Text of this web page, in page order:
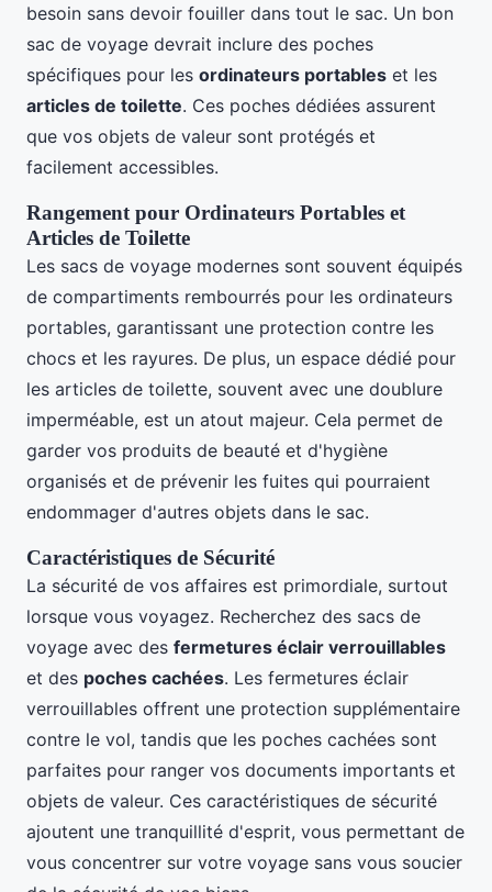
besoin sans devoir fouiller dans tout le sac. Un bon
sac de voyage devrait inclure des poches
spécifiques pour les ordinateurs portables et les
articles de toilette. Ces poches dédiées assurent
que vos objets de valeur sont protégés et
facilement accessibles.
Rangement pour Ordinateurs Portables et
Articles de Toilette
Les sacs de voyage modernes sont souvent équipés
de compartiments rembourrés pour les ordinateurs
portables, garantissant une protection contre les
chocs et les rayures. De plus, un espace dédié pour
les articles de toilette, souvent avec une doublure
imperméable, est un atout majeur. Cela permet de
garder vos produits de beauté et d'hygiène
organisés et de prévenir les fuites qui pourraient
endommager d'autres objets dans le sac.
Caractéristiques de Sécurité
La sécurité de vos affaires est primordiale, surtout
lorsque vous voyagez. Recherchez des sacs de
voyage avec des fermetures éclair verrouillables
et des poches cachées. Les fermetures éclair
verrouillables offrent une protection supplémentaire
contre le vol, tandis que les poches cachées sont
parfaites pour ranger vos documents importants et
objets de valeur. Ces caractéristiques de sécurité
ajoutent une tranquillité d'esprit, vous permettant de
vous concentrer sur votre voyage sans vous soucier